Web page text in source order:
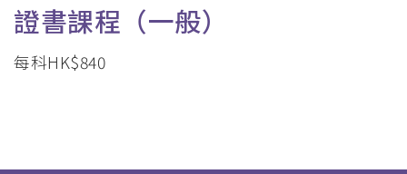
證書課程（一般）
每科HK$840